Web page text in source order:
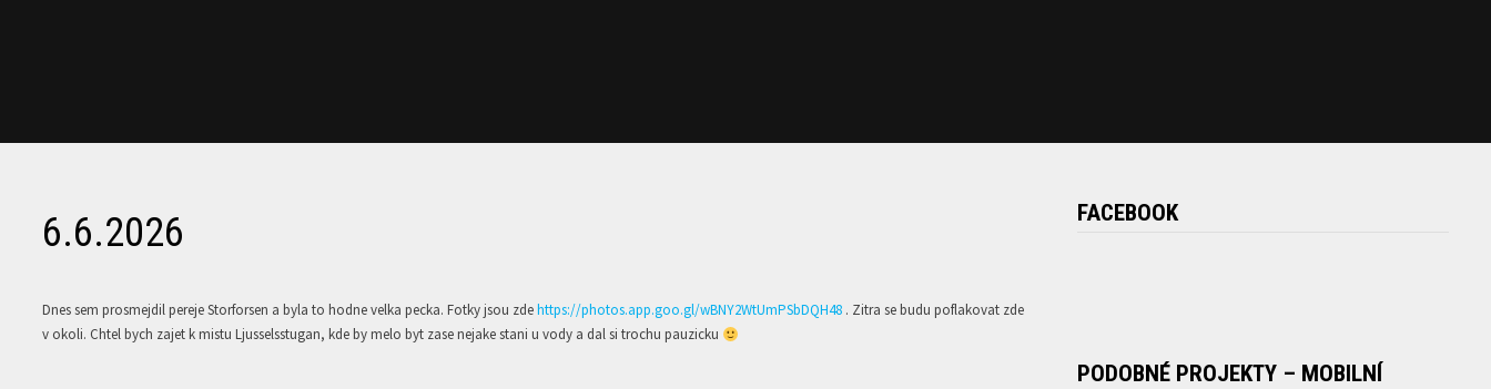
6.6.2026
Dnes sem prosmejdil pereje Storforsen a byla to hodne velka pecka. Fotky jsou zdehttps://photos.app.goo.gl/wBNY2WtUmPSbDQH48 . Zitra se budu poflakovat zde
v okoli. Chtel bych zajet k mistu Ljusselsstugan, kde by melo byt zase nejake stani u vody a dal si trochu pauzicku
FACEBOOK
PODOBNÉ PROJEKTY – MOBILNÍ